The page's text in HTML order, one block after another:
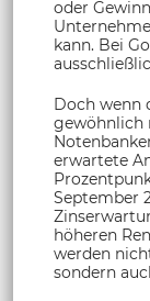
oder
kann. Bei
Doch wenn
gewöhnlich
erwartete
September
höheren
werden
sondern